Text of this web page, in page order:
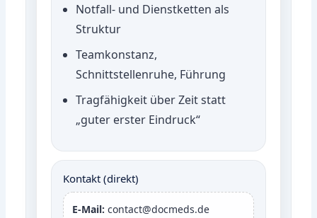
Notfall- und Dienstketten als
Struktur
Teamkonstanz,
Schnittstellenruhe, Führung
Tragfähigkeit über Zeit statt
„guter erster Eindruck“
Kontakt (direkt)
E-Mail: contact@docmeds.de